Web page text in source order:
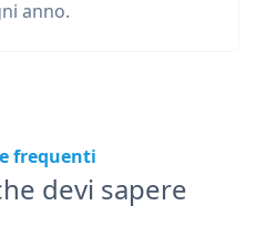
anno.
frequenti
devi sapere